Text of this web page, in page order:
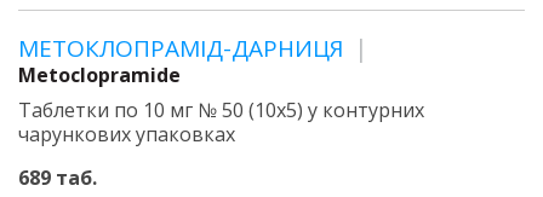
МЕТОКЛОПРАМІД-ДАРНИЦЯ
Metoclopramide
Таблетки по 10 мг № 50 (10х5) у контурних
чарункових упаковках
689 таб.